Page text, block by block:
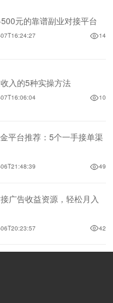
元的靠谱副业对接平台
14
入的5种实操方法
10
平台推荐：5个一手接单渠
49
广告收益资源，轻松月入
42